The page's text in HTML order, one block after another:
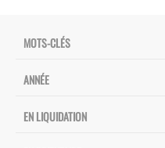
MOTS-CLÉS
ANNÉE
EN LIQUIDATION